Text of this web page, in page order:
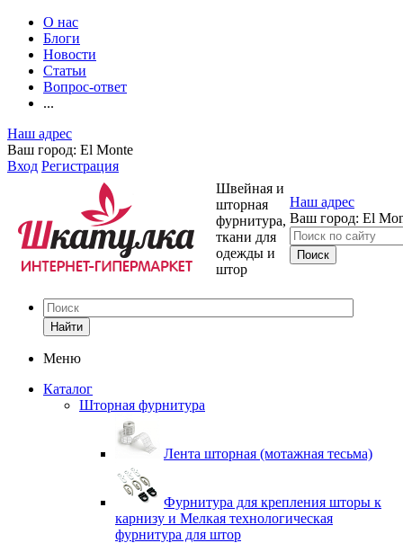
О нас
Блоги
Новости
Статьи
Вопрос-ответ
...
Наш адрес
Ваш город: El Monte
Вход Регистрация
Швейная и
шторная
фурнитура,
ткани для
одежды и
штор
Наш адрес
Ваш город: El
Найти
Меню
Каталог
Шторная фурнитура
Лента шторная (мотажная тесьма)
Фурнитура для крепления шторы к
карнизу и Мелкая технологическая
фурнитура для штор